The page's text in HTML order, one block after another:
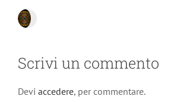
Scrivi un commento
Devi accedere, per commentare.